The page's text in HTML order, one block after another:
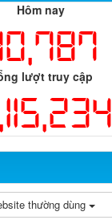
Hôm nay
lượt truy cập
thường dùng